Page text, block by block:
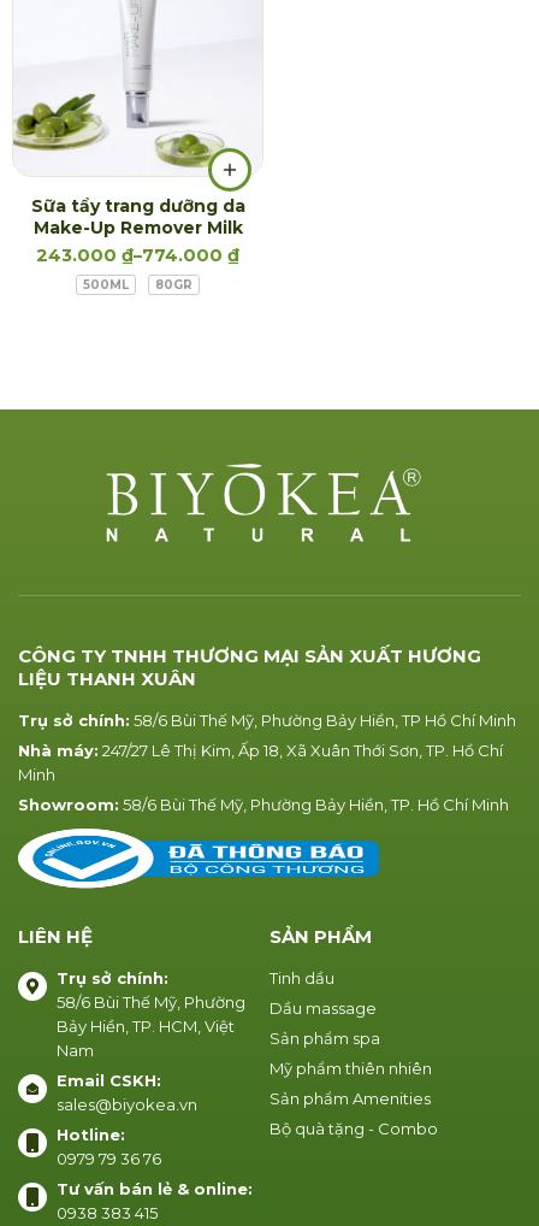
Sữa tẩy trang dưỡng da
Make-Up Remover Milk
243.000 ₫–774.000 ₫
500ML 80GR
CÔNG TY TNHH THƯƠNG MẠI SẢN XUẤT HƯƠNG
LIỆU THANH XUÂN
Trụ sở chính: 58/6 Bùi Thế Mỹ, Phường Bảy Hiền, TP Hồ Chí Minh
Nhà máy: 247/27 Lê Thị Kim, Ấp 18, Xã Xuân Thới Sơn, TP. Hồ Chí
Minh
Showroom: 58/6 Bùi Thế Mỹ, Phường Bảy Hiền, TP. Hồ Chí Minh
SẢN PHẨM
Tinh dầu
Dầu massage
Sản phẩm spa
Mỹ phẩm thiên nhiên
Sản phẩm Amenities
Bộ quà tặng - Combo
LIÊN HỆ
Trụ sở chính:
58/6 Bùi Thế Mỹ, Phường
Bảy Hiền, TP. HCM, Việt
Nam
Email CSKH:
sales@biyokea.vn
Hotline:
0979 79 36 76
Tư vấn bán lẻ & online:
0938 383 415